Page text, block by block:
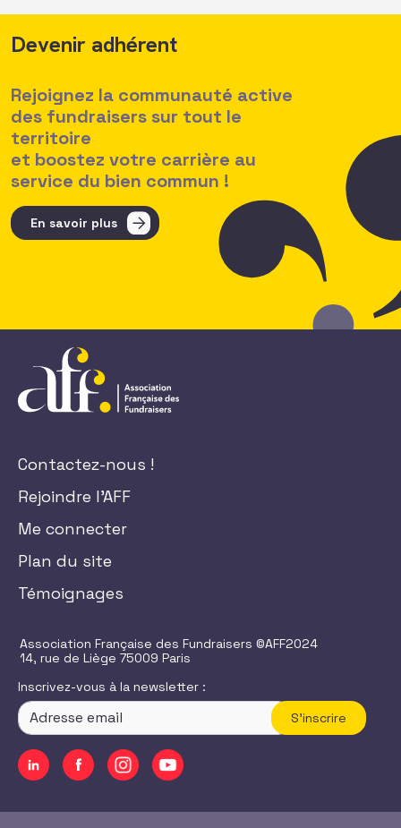
Devenir adhérent
Rejoignez la communauté active
des fundraisers sur tout le
territoire
et boostez votre carrière au
service du bien commun !
En savoir plus
Contactez-nous !
Rejoindre l'AFF
Me connecter
Plan du site
Témoignages
Association Française des Fundraisers ©AFF2024
14, rue de Liège 75009 Paris
Inscrivez-vous à la newsletter :
S'inscrire